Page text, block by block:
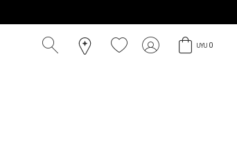
UYU 0